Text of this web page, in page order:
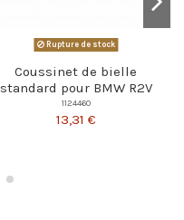
Rupture de stock
Coussinet de bielle
standard pour BMW R2V
1124460
13,31 €